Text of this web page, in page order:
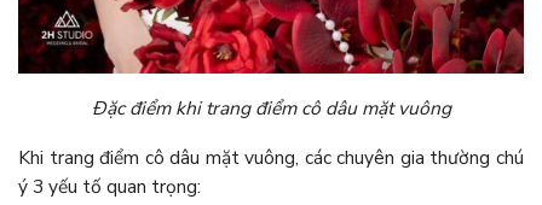
Đặc điểm khi trang điểm cô dâu mặt vuông
Khi trang điểm cô dâu mặt vuông, các chuyên gia thường chú
ý 3 yếu tố quan trọng: